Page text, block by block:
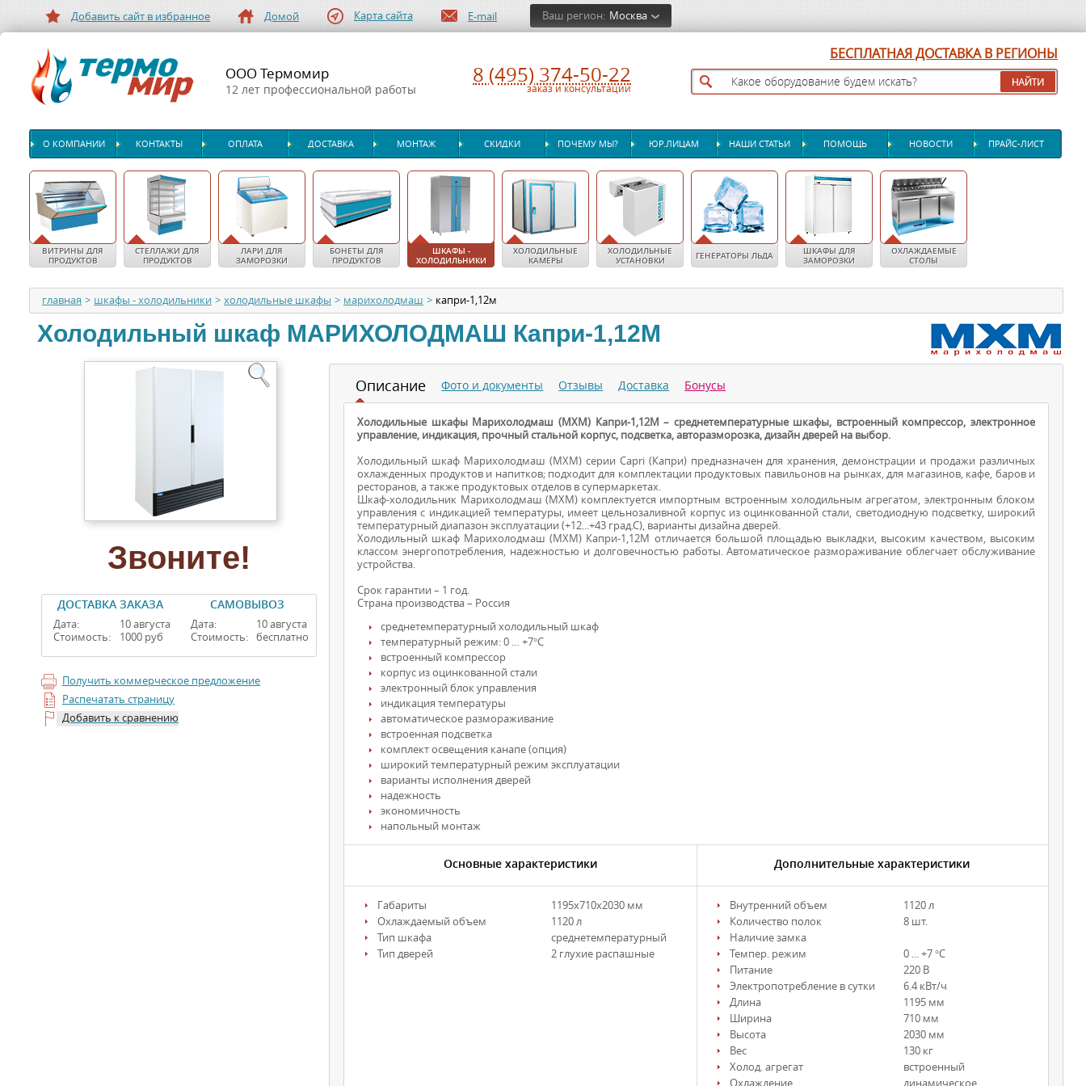
ШКАФЫ -
ХОЛОДИЛЬНИКИ
Добавить сайт в избранное Домой Карта сайта E-mail Ваш регион: Москва
ООО Термомир
12 лет профессиональной работы
8 (495) 374-50-22
заказ и консультации
БЕСПЛАТНАЯ ДОСТАВКА В РЕГИОНЫ
О КОМПАНИИ КОНТАКТЫ ОПЛАТА ДОСТАВКА МОНТАЖ СКИДКИ ПОЧЕМУ МЫ? ЮР.ЛИЦАМ НАШИ СТАТЬИ ПОМОЩЬ НОВОСТИ ПРАЙС-ЛИСТ
ВИТРИНЫ ДЛЯ
ПРОДУКТОВ
СТЕЛЛАЖИ ДЛЯ
ПРОДУКТОВ
ЛАРИ ДЛЯ
ЗАМОРОЗКИ
БОНЕТЫ ДЛЯ
ПРОДУКТОВ
ШКАФЫ -
ХОЛОДИЛЬНИКИ
ХОЛОДИЛЬНЫЕ
КАМЕРЫ
ХОЛОДИЛЬНЫЕ
УСТАНОВКИ
ГЕНЕРАТОРЫ ЛЬДА
ШКАФЫ ДЛЯ
ЗАМОРОЗКИ
ОХЛАЖДАЕМЫЕ
СТОЛЫ
главная > шкафы - холодильники > холодильные шкафы > марихолодмаш > капри-1,12м
Холодильный шкаф МАРИХОЛОДМАШ Капри-1,12М
Звоните!
ДОСТАВКА ЗАКАЗА
Дата:
Стоимость:
10 августа
1000 руб
САМОВЫВОЗ
Дата:
Стоимость:
10 августа
бесплатно
Получить коммерческое предложение
Распечатать страницу
Добавить к сравнению
Описание
Холодильные шкафы Марихолодмаш (МХМ) Капри-1,12М – среднетемпературные шкафы, встроенный компрессор, электронное
управление, индикация, прочный стальной корпус, подсветка, авторазморозка, дизайн дверей на выбор.
Холодильный шкаф Марихолодмаш (МХМ) серии Capri (Капри) предназначен для хранения, демонстрации и продажи различных
охлажденных продуктов и напитков; подходит для комплектации продуктовых павильонов на рынках, для магазинов, кафе, баров и
ресторанов, а также продуктовых отделов в супермаркетах.
Шкаф-холодильник Марихолодмаш (МХМ) комплектуется импортным встроенным холодильным агрегатом, электронным блоком
управления с индикацией температуры, имеет цельнозаливной корпус из оцинкованной стали, светодиодную подсветку, широкий
температурный диапазон эксплуатации (+12...+43 град.С), варианты дизайна дверей.
Холодильный шкаф Марихолодмаш (МХМ) Капри-1,12М отличается большой площадью выкладки, высоким качеством, высоким
классом энергопотребления, надежностью и долговечностью работы. Автоматическое размораживание облегчает обслуживание
устройства.
Срок гарантии – 1 год.
Страна производства – Россия
среднетемпературный холодильный шкаф
температурный режим: 0 … +7°С
встроенный компрессор
корпус из оцинкованной стали
электронный блок управления
индикация температуры
автоматическое размораживание
встроенная подсветка
комплект освещения канапе (опция)
широкий температурный режим эксплуатации
варианты исполнения дверей
надежность
экономичность
напольный монтаж
Основные характеристики
Габариты
1195х710х2030 мм
Охлаждаемый объем
1120 л
Тип шкафа
среднетемпературный
Тип дверей
2 глухие распашные
Дополнительные характеристики
Внутренний объем
1120 л
Количество полок
8 шт.
Наличие замка
Темпер. режим
0 ... +7 °С
Питание
220 В
Электропотребление в сутки
6.4 кВт/ч
Длина
1195 мм
Ширина
710 мм
Высота
2030 мм
Вес
130 кг
Холод. агрегат
встроенный
Охлаждение
динамическое
Фото и документы Отзывы Доставка Бонусы